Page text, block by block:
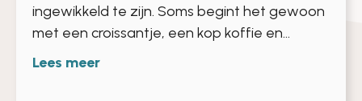
ingewikkeld te zijn. Soms begint het gewoon
met een croissantje, een kop koffie en...
Lees meer